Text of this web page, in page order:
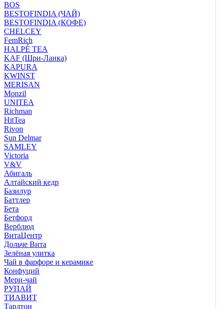
BOS
BESTOFINDIA (ЧАЙ)
BESTOFINDIA (КОФЕ)
CHELCEY
FemRich
HALPÉ TEA
KAF (Шри-Ланка)
KAPURA
KWINST
MERISAN
Monzil
UNITEA
Richman
HitTea
Rivon
Sun Delmar
SAMLEY
Victoria
V&V
Абигаль
Алтайский кедр
Базилур
Баттлер
Бета
Бетфорд
Верблюд
ВитаЦентр
Дольче Вита
Зелёная улитка
Чай в фарфоре и керамике
Конфуций
Мери-чай
РУПАЙ
ТИАВИТ
Тарлтон